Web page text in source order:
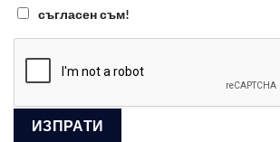
съгласен съм!